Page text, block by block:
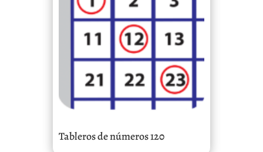
Tableros de números 120